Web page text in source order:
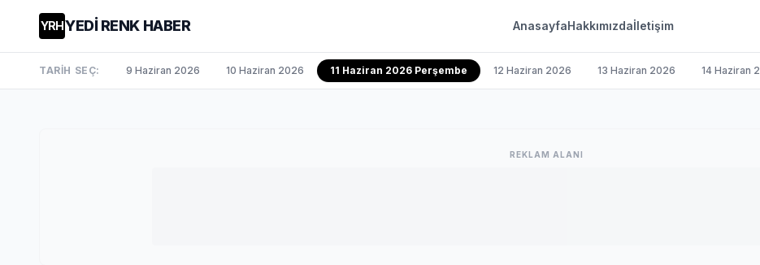
YRHYEDİ RENK HABER AnasayfaHakkımızdaİletişim
TARİH SEÇ: 9 Haziran 2026 10 Haziran 2026 11 Haziran 2026 Perşembe 12 Haziran 2026 13 Haziran 2026 14 Haziran
REKLAM ALANI